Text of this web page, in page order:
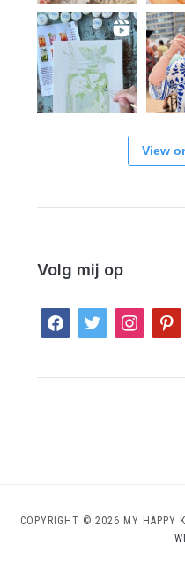
View
Volg mij op
facebook
twitter instagram
COPYRIGHT © 2026 MY HAPPY